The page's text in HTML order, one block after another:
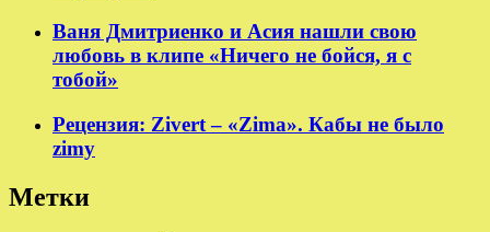
Ваня Дмитриенко и Асия нашли свою
любовь в клипе «Ничего не бойся, я с
тобой»
Рецензия: Zivert – «Zima». Кабы не было
zimy
Метки